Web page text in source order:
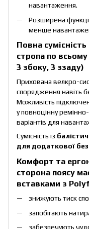
навантаження.
Розширена
менше
Повна
стропа по
3 збоку, 3 ззаду)
Прихована велкро-
спорядження навіть
Можливість
у повноцінну
варіантів для
Сумісність із
для додаткової
Комфорт та
сторона поясу
вставками з
знижують тиск
запобігають
забезпечують